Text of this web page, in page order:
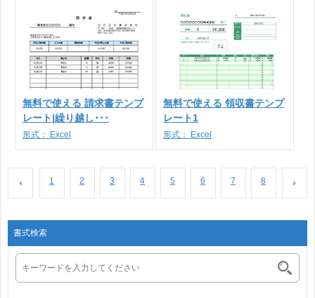
無料で使える 請求書テンプ
レート|繰り越し･･･
形式： Excel
無料で使える 領収書テンプ
レート1
形式： Excel
1 2 3 4 5 6 7 8
書式検索